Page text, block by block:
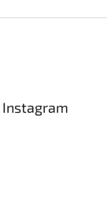
Instagram